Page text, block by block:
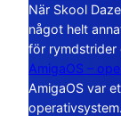
När Skool
något helt
för rymdstrider
AmigaOS –
AmigaOS var